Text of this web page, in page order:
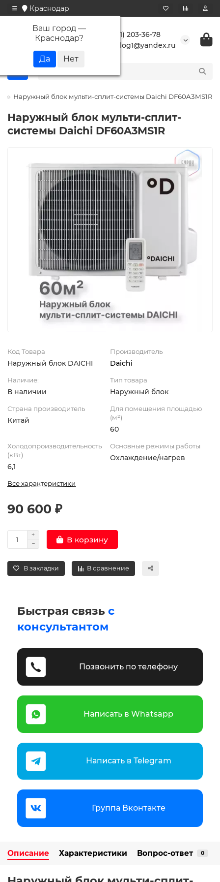
Краснодар
Ваш город —
Краснодар?
+7 (861) 203-36-78
buranlog1@yandex.ru
Наружный блок мульти-сплит-системы Daichi DF60A3MS1R
Наружный блок мульти-сплит-
системы Daichi DF60A3MS1R
Код Товара
Наружный блок DAICHI
Производитель
Daichi
Наличие:
В наличии
Тип товара
Наружный блок
Страна производитель
Китай
Для помещения площадью
(м²)
60
Холодопроизводительность
(кВт)
6,1
Основные режимы работы
Охлаждение/нагрев
Все характеристики
90 600 ₽
В корзину
В закладки В сравнение
Быстрая связь с
консультантом
Позвонить по телефону
Написать в Whatsapp
Написать в Telegram
Группа Вконтакте
Описание Характеристики Вопрос-ответ 0